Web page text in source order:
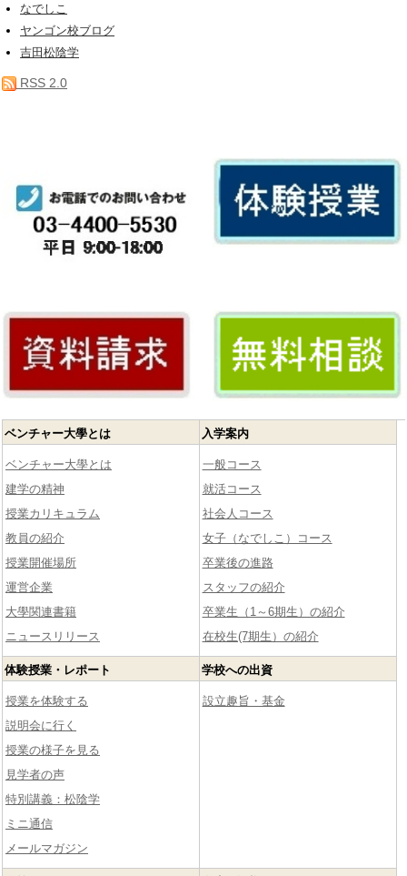
なでしこ
ヤンゴン校ブログ
吉田松陰学
RSS 2.0
ベンチャー大學とは
ベンチャー大學とは
建学の精神
授業カリキュラム
教員の紹介
授業開催場所
運営企業
大學関連書籍
ニュースリリース
入学案内
一般コース
就活コース
社会人コース
女子（なでしこ）コース
卒業後の進路
スタッフの紹介
卒業生（1～6期生）の紹介
在校生(7期生）の紹介
体験授業・レポート
授業を体験する
説明会に行く
授業の様子を見る
見学者の声
特別講義：松陰学
ミニ通信
メールマガジン
学校への出資
設立趣旨・基金